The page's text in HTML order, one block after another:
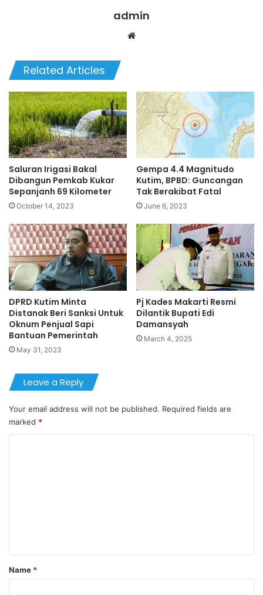
admin
Related Articles
Saluran Irigasi Bakal
Dibangun Pemkab Kukar
Sepanjanh 69 Kilometer
October 14, 2023
Gempa 4.4 Magnitudo
Kutim, BPBD: Guncangan
Tak Berakibat Fatal
June 6, 2023
DPRD Kutim Minta
Distanak Beri Sanksi Untuk
Oknum Penjual Sapi
Bantuan Pemerintah
May 31, 2023
Pj Kades Makarti Resmi
Dilantik Bupati Edi
Damansyah
March 4, 2025
Leave a Reply
Your email address will not be published. Required fields are
marked *
*
Name *